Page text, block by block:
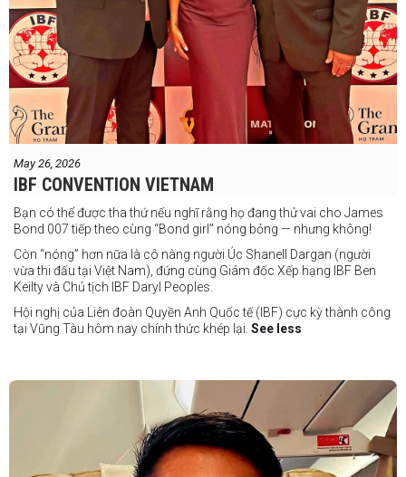
May 26, 2026
IBF CONVENTION VIETNAM
Bạn có thể được tha thứ nếu nghĩ rằng họ đang thử vai cho James
Bond 007 tiếp theo cùng “Bond girl” nóng bỏng — nhưng không!
Còn “nóng” hơn nữa là cô nàng người Úc Shanell Dargan (người
vừa thi đấu tại Việt Nam), đứng cùng Giám đốc Xếp hạng IBF Ben
Keilty và Chủ tịch IBF Daryl Peoples.
Hội nghị của Liên đoàn Quyền Anh Quốc tế (IBF) cực kỳ thành công
tại Vũng Tàu hôm nay chính thức khép lại. See less